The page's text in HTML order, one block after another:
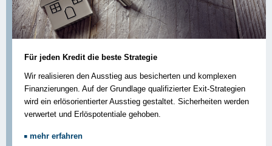
Für jeden Kredit die beste Strategie
Wir realisieren den Ausstieg aus besicherten und komplexen
Finanzierungen. Auf der Grundlage qualifizierter Exit-Strategien
wird ein erlösorientierter Ausstieg gestaltet. Sicherheiten werden
verwertet und Erlöspotentiale gehoben.
mehr erfahren